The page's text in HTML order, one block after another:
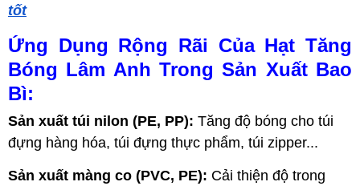
tốt
Ứng Dụng Rộng Rãi Của Hạt Tăng
Bóng Lâm Anh Trong Sản Xuất Bao
Bì:
Sản xuất túi nilon (PE, PP): Tăng độ bóng cho túi
đựng hàng hóa, túi đựng thực phẩm, túi zipper...
Sản xuất màng co (PVC, PE): Cải thiện độ trong